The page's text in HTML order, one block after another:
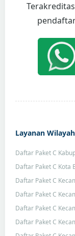
Layanan
Daftar Paket C
Daftar Paket C Kota
Daftar Paket C
Daftar Paket C
Daftar Paket C
Daftar Paket C